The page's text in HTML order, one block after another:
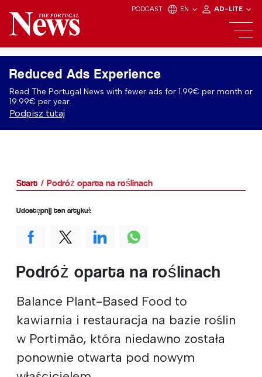
PODCAST EN AD-LITE
Reduced Ads Experience
Read The Portugal News with fewer ads for 1.99€ per month or
19.99€ per year.
Podpisz tutaj
Start Podróż oparta na roślinach
Podróż oparta na roślinach
Balance Plant-Based Food to
kawiarnia i restauracja na bazie roślin
w Portimão, która niedawno została
ponownie otwarta pod nowym
Udostępnij ten artykuł: